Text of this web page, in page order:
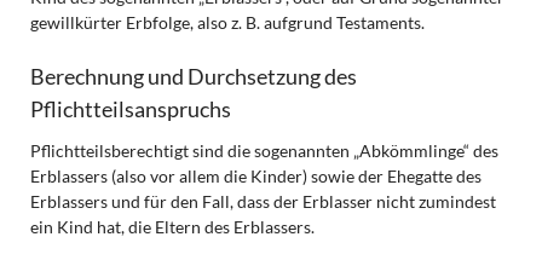
gewillkürter Erbfolge, also z. B. aufgrund Testaments.
Berechnung und Durchsetzung des
Pflichtteilsanspruchs
Pflichtteilsberechtigt sind die sogenannten „Abkömmlinge“ des
Erblassers (also vor allem die Kinder) sowie der Ehegatte des
Erblassers und für den Fall, dass der Erblasser nicht zumindest
ein Kind hat, die Eltern des Erblassers.